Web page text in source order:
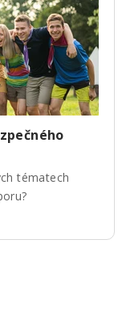
tématech